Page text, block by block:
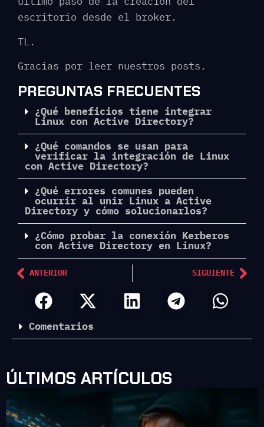
escritorio desde el broker.
TL.
Gracias por leer nuestros posts.
PREGUNTAS FRECUENTES
¿Qué beneficios tiene integrar
Linux con Active Directory?
¿Qué comandos se usan para
verificar la integración de Linux
con Active Directory?
¿Qué errores comunes pueden
ocurrir al unir Linux a Active
Directory y cómo solucionarlos?
¿Cómo probar la conexión Kerberos
con Active Directory en Linux?
ANTERIOR SIGUIENTE
Comentarios
ÚLTIMOS ARTÍCULOS